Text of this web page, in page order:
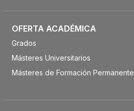
OFERTA ACADÉMICA
Grados
Másteres Universitarios
Másteres de Formación Permanente